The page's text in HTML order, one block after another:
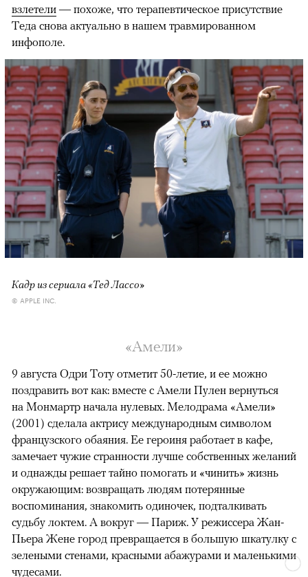
взлетели — похоже, что терапевтическое присутствие
Теда снова актуально в нашем травмированном
инфополе.
Кадр из сериала «Тед Лассо»
© APPLE INC.
«Амели»
9 августа Одри Тоту отметит 50-летие, и ее можно
поздравить вот как: вместе с Амели Пулен вернуться
на Монмартр начала нулевых. Мелодрама «Амели»
(2001) сделала актрису международным символом
французского обаяния. Ее героиня работает в кафе,
замечает чужие странности лучше собственных желаний
и однажды решает тайно помогать и «чинить» жизнь
окружающим: возвращать людям потерянные
воспоминания, знакомить одиночек, подталкивать
судьбу локтем. А вокруг — Париж. У режиссера Жан-
Пьера Жене город превращается в большую шкатулку с
зелеными стенами, красными абажурами и маленькими
чудесами.